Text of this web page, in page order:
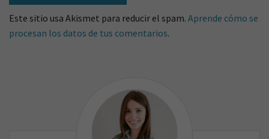
Este sitio usa Akismet para reducir el spam. Aprende cómo se
procesan los datos de tus comentarios.